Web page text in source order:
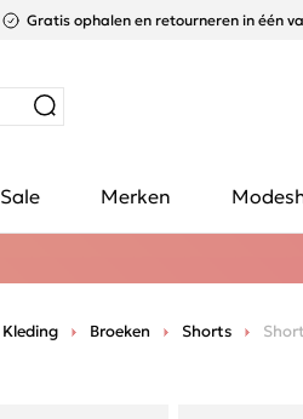
Gratis ophalen en retourneren in één
Sale Merken
Kleding Broeken Shorts